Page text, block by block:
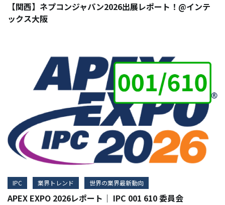
【関西】ネプコンジャパン2026出展レポート！@インテ
ックス大阪
IPC 業界トレンド 世界の業界最新動向
APEX EXPO 2026レポート｜ IPC 001 610 委員会